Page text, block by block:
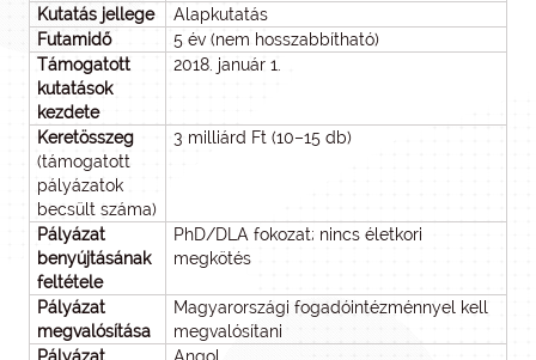
Kutatás jellege
Alapkutatás
Futamidő
5 év (nem hosszabbítható)
Támogatott
kutatások
kezdete
2018. január 1.
Keretösszeg
(támogatott
pályázatok
becsült száma)
3 milliárd Ft (10–15 db)
Pályázat
benyújtásának
feltétele
PhD/DLA fokozat; nincs életkori
megkötés
Pályázat
megvalósítása
Magyarországi fogadóintézménnyel kell
megvalósítani